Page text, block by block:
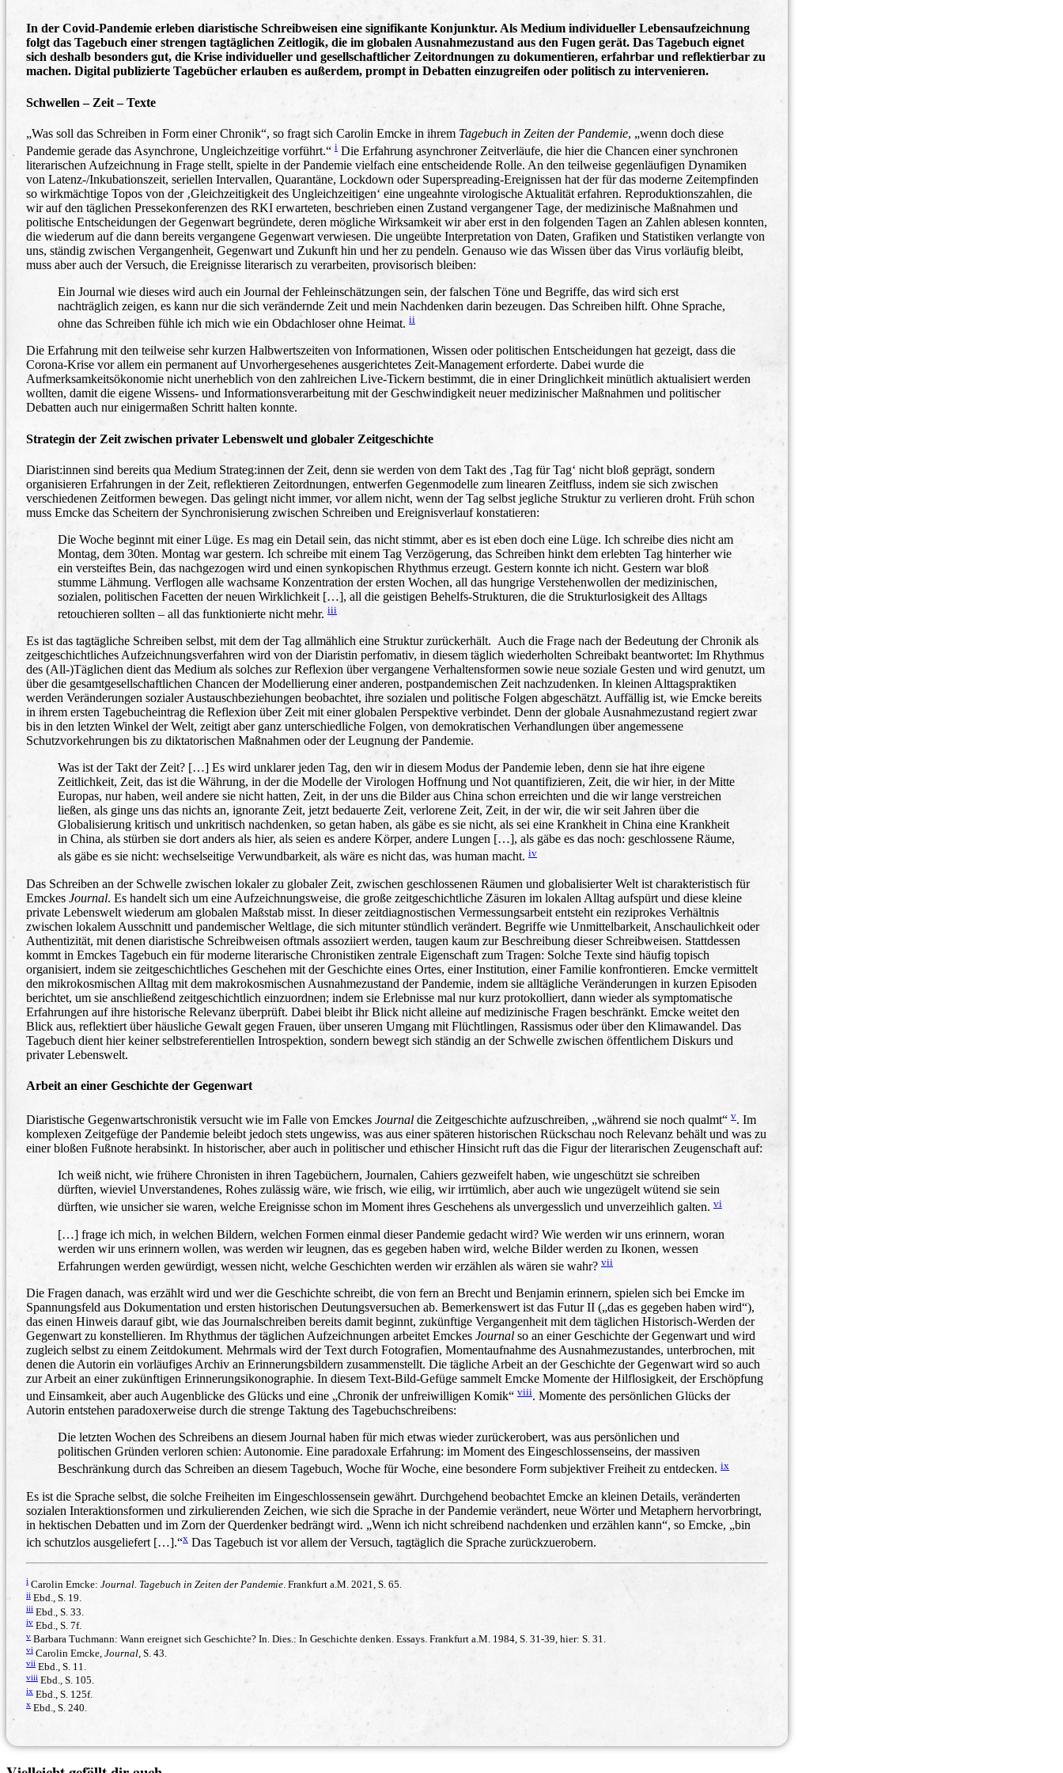
In der Covid-Pandemie erleben diaristische Schreibweisen eine signifikante Konjunktur. Als Medium individueller Lebensaufzeichnung
folgt das Tagebuch einer strengen tagtäglichen Zeitlogik, die im globalen Ausnahmezustand aus den Fugen gerät. Das Tagebuch eignet
sich deshalb besonders gut, die Krise individueller und gesellschaftlicher Zeitordnungen zu dokumentieren, erfahrbar und reflektierbar zu
machen. Digital publizierte Tagebücher erlauben es außerdem, prompt in Debatten einzugreifen oder politisch zu intervenieren.
Schwellen – Zeit – Texte
„Was soll das Schreiben in Form einer Chronik“, so fragt sich Carolin Emcke in ihrem Tagebuch in Zeiten der Pandemie, „wenn doch diese
Pandemie gerade das Asynchrone, Ungleichzeitige vorführt.“ i Die Erfahrung asynchroner Zeitverläufe, die hier die Chancen einer synchronen
literarischen Aufzeichnung in Frage stellt, spielte in der Pandemie vielfach eine entscheidende Rolle. An den teilweise gegenläufigen Dynamiken
von Latenz-/Inkubationszeit, seriellen Intervallen, Quarantäne, Lockdown oder Superspreading-Ereignissen hat der für das moderne Zeitempfinden
so wirkmächtige Topos von der ‚Gleichzeitigkeit des Ungleichzeitigen‘ eine ungeahnte virologische Aktualität erfahren. Reproduktionszahlen, die
wir auf den täglichen Pressekonferenzen des RKI erwarteten, beschrieben einen Zustand vergangener Tage, der medizinische Maßnahmen und
politische Entscheidungen der Gegenwart begründete, deren mögliche Wirksamkeit wir aber erst in den folgenden Tagen an Zahlen ablesen konnten,
die wiederum auf die dann bereits vergangene Gegenwart verwiesen. Die ungeübte Interpretation von Daten, Grafiken und Statistiken verlangte von
uns, ständig zwischen Vergangenheit, Gegenwart und Zukunft hin und her zu pendeln. Genauso wie das Wissen über das Virus vorläufig bleibt,
muss aber auch der Versuch, die Ereignisse literarisch zu verarbeiten, provisorisch bleiben:
Ein Journal wie dieses wird auch ein Journal der Fehleinschätzungen sein, der falschen Töne und Begriffe, das wird sich erst
nachträglich zeigen, es kann nur die sich verändernde Zeit und mein Nachdenken darin bezeugen. Das Schreiben hilft. Ohne Sprache,
ohne das Schreiben fühle ich mich wie ein Obdachloser ohne Heimat. ii
Die Erfahrung mit den teilweise sehr kurzen Halbwertszeiten von Informationen, Wissen oder politischen Entscheidungen hat gezeigt, dass die
Corona-Krise vor allem ein permanent auf Unvorhergesehenes ausgerichtetes Zeit-Management erforderte. Dabei wurde die
Aufmerksamkeitsökonomie nicht unerheblich von den zahlreichen Live-Tickern bestimmt, die in einer Dringlichkeit minütlich aktualisiert werden
wollten, damit die eigene Wissens- und Informationsverarbeitung mit der Geschwindigkeit neuer medizinischer Maßnahmen und politischer
Debatten auch nur einigermaßen Schritt halten konnte.
Strategin der Zeit zwischen privater Lebenswelt und globaler Zeitgeschichte
Diarist:innen sind bereits qua Medium Strateg:innen der Zeit, denn sie werden von dem Takt des ‚Tag für Tag‘ nicht bloß geprägt, sondern
organisieren Erfahrungen in der Zeit, reflektieren Zeitordnungen, entwerfen Gegenmodelle zum linearen Zeitfluss, indem sie sich zwischen
verschiedenen Zeitformen bewegen. Das gelingt nicht immer, vor allem nicht, wenn der Tag selbst jegliche Struktur zu verlieren droht. Früh schon
muss Emcke das Scheitern der Synchronisierung zwischen Schreiben und Ereignisverlauf konstatieren:
Die Woche beginnt mit einer Lüge. Es mag ein Detail sein, das nicht stimmt, aber es ist eben doch eine Lüge. Ich schreibe dies nicht am
Montag, dem 30ten. Montag war gestern. Ich schreibe mit einem Tag Verzögerung, das Schreiben hinkt dem erlebten Tag hinterher wie
ein versteiftes Bein, das nachgezogen wird und einen synkopischen Rhythmus erzeugt. Gestern konnte ich nicht. Gestern war bloß
stumme Lähmung. Verflogen alle wachsame Konzentration der ersten Wochen, all das hungrige Verstehenwollen der medizinischen,
sozialen, politischen Facetten der neuen Wirklichkeit […], all die geistigen Behelfs-Strukturen, die die Strukturlosigkeit des Alltags
retouchieren sollten – all das funktionierte nicht mehr. iii
Es ist das tagtägliche Schreiben selbst, mit dem der Tag allmählich eine Struktur zurückerhält. Auch die Frage nach der Bedeutung der Chronik als
zeitgeschichtliches Aufzeichnungsverfahren wird von der Diaristin perfomativ, in diesem täglich wiederholten Schreibakt beantwortet: Im Rhythmus
des (All-)Täglichen dient das Medium als solches zur Reflexion über vergangene Verhaltensformen sowie neue soziale Gesten und wird genutzt, um
über die gesamtgesellschaftlichen Chancen der Modellierung einer anderen, postpandemischen Zeit nachzudenken. In kleinen Alttagspraktiken
werden Veränderungen sozialer Austauschbeziehungen beobachtet, ihre sozialen und politische Folgen abgeschätzt. Auffällig ist, wie Emcke bereits
in ihrem ersten Tagebucheintrag die Reflexion über Zeit mit einer globalen Perspektive verbindet. Denn der globale Ausnahmezustand regiert zwar
bis in den letzten Winkel der Welt, zeitigt aber ganz unterschiedliche Folgen, von demokratischen Verhandlungen über angemessene
Schutzvorkehrungen bis zu diktatorischen Maßnahmen oder der Leugnung der Pandemie.
Was ist der Takt der Zeit? […] Es wird unklarer jeden Tag, den wir in diesem Modus der Pandemie leben, denn sie hat ihre eigene
Zeitlichkeit, Zeit, das ist die Währung, in der die Modelle der Virologen Hoffnung und Not quantifizieren, Zeit, die wir hier, in der Mitte
Europas, nur haben, weil andere sie nicht hatten, Zeit, in der uns die Bilder aus China schon erreichten und die wir lange verstreichen
ließen, als ginge uns das nichts an, ignorante Zeit, jetzt bedauerte Zeit, verlorene Zeit, Zeit, in der wir, die wir seit Jahren über die
Globalisierung kritisch und unkritisch nachdenken, so getan haben, als gäbe es sie nicht, als sei eine Krankheit in China eine Krankheit
in China, als stürben sie dort anders als hier, als seien es andere Körper, andere Lungen […], als gäbe es das noch: geschlossene Räume,
als gäbe es sie nicht: wechselseitige Verwundbarkeit, als wäre es nicht das, was human macht. iv
Das Schreiben an der Schwelle zwischen lokaler zu globaler Zeit, zwischen geschlossenen Räumen und globalisierter Welt ist charakteristisch für
Emckes Journal. Es handelt sich um eine Aufzeichnungsweise, die große zeitgeschichtliche Zäsuren im lokalen Alltag aufspürt und diese kleine
private Lebenswelt wiederum am globalen Maßstab misst. In dieser zeitdiagnostischen Vermessungsarbeit entsteht ein reziprokes Verhältnis
zwischen lokalem Ausschnitt und pandemischer Weltlage, die sich mitunter stündlich verändert. Begriffe wie Unmittelbarkeit, Anschaulichkeit oder
Authentizität, mit denen diaristische Schreibweisen oftmals assoziiert werden, taugen kaum zur Beschreibung dieser Schreibweisen. Stattdessen
kommt in Emckes Tagebuch ein für moderne literarische Chronistiken zentrale Eigenschaft zum Tragen: Solche Texte sind häufig topisch
organisiert, indem sie zeitgeschichtliches Geschehen mit der Geschichte eines Ortes, einer Institution, einer Familie konfrontieren. Emcke vermittelt
den mikrokosmischen Alltag mit dem makrokosmischen Ausnahmezustand der Pandemie, indem sie alltägliche Veränderungen in kurzen Episoden
berichtet, um sie anschließend zeitgeschichtlich einzuordnen; indem sie Erlebnisse mal nur kurz protokolliert, dann wieder als symptomatische
Erfahrungen auf ihre historische Relevanz überprüft. Dabei bleibt ihr Blick nicht alleine auf medizinische Fragen beschränkt. Emcke weitet den
Blick aus, reflektiert über häusliche Gewalt gegen Frauen, über unseren Umgang mit Flüchtlingen, Rassismus oder über den Klimawandel. Das
Tagebuch dient hier keiner selbstreferentiellen Introspektion, sondern bewegt sich ständig an der Schwelle zwischen öffentlichem Diskurs und
privater Lebenswelt.
Arbeit an einer Geschichte der Gegenwart
Diaristische Gegenwartschronistik versucht wie im Falle von Emckes Journal die Zeitgeschichte aufzuschreiben, „während sie noch qualmt“ v. Im
komplexen Zeitgefüge der Pandemie beleibt jedoch stets ungewiss, was aus einer späteren historischen Rückschau noch Relevanz behält und was zu
einer bloßen Fußnote herabsinkt. In historischer, aber auch in politischer und ethischer Hinsicht ruft das die Figur der literarischen Zeugenschaft auf:
Ich weiß nicht, wie frühere Chronisten in ihren Tagebüchern, Journalen, Cahiers gezweifelt haben, wie ungeschützt sie schreiben
dürften, wieviel Unverstandenes, Rohes zulässig wäre, wie frisch, wie eilig, wir irrtümlich, aber auch wie ungezügelt wütend sie sein
dürften, wie unsicher sie waren, welche Ereignisse schon im Moment ihres Geschehens als unvergesslich und unverzeihlich galten. vi
[…] frage ich mich, in welchen Bildern, welchen Formen einmal dieser Pandemie gedacht wird? Wie werden wir uns erinnern, woran
werden wir uns erinnern wollen, was werden wir leugnen, das es gegeben haben wird, welche Bilder werden zu Ikonen, wessen
Erfahrungen werden gewürdigt, wessen nicht, welche Geschichten werden wir erzählen als wären sie wahr? vii
Die Fragen danach, was erzählt wird und wer die Geschichte schreibt, die von fern an Brecht und Benjamin erinnern, spielen sich bei Emcke im
Spannungsfeld aus Dokumentation und ersten historischen Deutungsversuchen ab. Bemerkenswert ist das Futur II („das es gegeben haben wird“),
das einen Hinweis darauf gibt, wie das Journalschreiben bereits damit beginnt, zukünftige Vergangenheit mit dem täglichen Historisch-Werden der
Gegenwart zu konstellieren. Im Rhythmus der täglichen Aufzeichnungen arbeitet Emckes Journal so an einer Geschichte der Gegenwart und wird
zugleich selbst zu einem Zeitdokument. Mehrmals wird der Text durch Fotografien, Momentaufnahme des Ausnahmezustandes, unterbrochen, mit
denen die Autorin ein vorläufiges Archiv an Erinnerungsbildern zusammenstellt. Die tägliche Arbeit an der Geschichte der Gegenwart wird so auch
zur Arbeit an einer zukünftigen Erinnerungsikonographie. In diesem Text-Bild-Gefüge sammelt Emcke Momente der Hilflosigkeit, der Erschöpfung
und Einsamkeit, aber auch Augenblicke des Glücks und eine „Chronik der unfreiwilligen Komik“ viii. Momente des persönlichen Glücks der
Autorin entstehen paradoxerweise durch die strenge Taktung des Tagebuchschreibens:
Die letzten Wochen des Schreibens an diesem Journal haben für mich etwas wieder zurückerobert, was aus persönlichen und
politischen Gründen verloren schien: Autonomie. Eine paradoxale Erfahrung: im Moment des Eingeschlossenseins, der massiven
Beschränkung durch das Schreiben an diesem Tagebuch, Woche für Woche, eine besondere Form subjektiver Freiheit zu entdecken. ix
Es ist die Sprache selbst, die solche Freiheiten im Eingeschlossensein gewährt. Durchgehend beobachtet Emcke an kleinen Details, veränderten
sozialen Interaktionsformen und zirkulierenden Zeichen, wie sich die Sprache in der Pandemie verändert, neue Wörter und Metaphern hervorbringt,
in hektischen Debatten und im Zorn der Querdenker bedrängt wird. „Wenn ich nicht schreibend nachdenken und erzählen kann“, so Emcke, „bin
ich schutzlos ausgeliefert […].“x Das Tagebuch ist vor allem der Versuch, tagtäglich die Sprache zurückzuerobern.
i Carolin Emcke: Journal. Tagebuch in Zeiten der Pandemie. Frankfurt a.M. 2021, S. 65.
ii Ebd., S. 19.
iii Ebd., S. 33.
iv Ebd., S. 7f.
v Barbara Tuchmann: Wann ereignet sich Geschichte? In. Dies.: In Geschichte denken. Essays. Frankfurt a.M. 1984, S. 31-39, hier: S. 31.
vi Carolin Emcke, Journal, S. 43.
vii Ebd., S. 11.
viii Ebd., S. 105.
ix Ebd., S. 125f.
x Ebd., S. 240.